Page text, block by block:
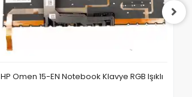
HP Omen 15-EN Notebook Klavye RGB Işıklı